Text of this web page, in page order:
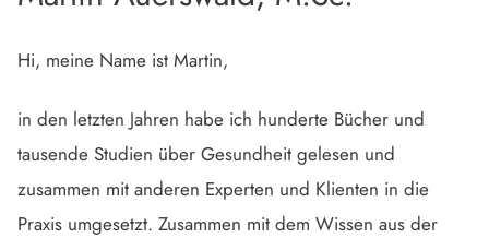
Hi, meine Name ist Martin,
in den letzten Jahren habe ich hunderte Bücher und
tausende Studien über Gesundheit gelesen und
zusammen mit anderen Experten und Klienten in die
Praxis umgesetzt. Zusammen mit dem Wissen aus der